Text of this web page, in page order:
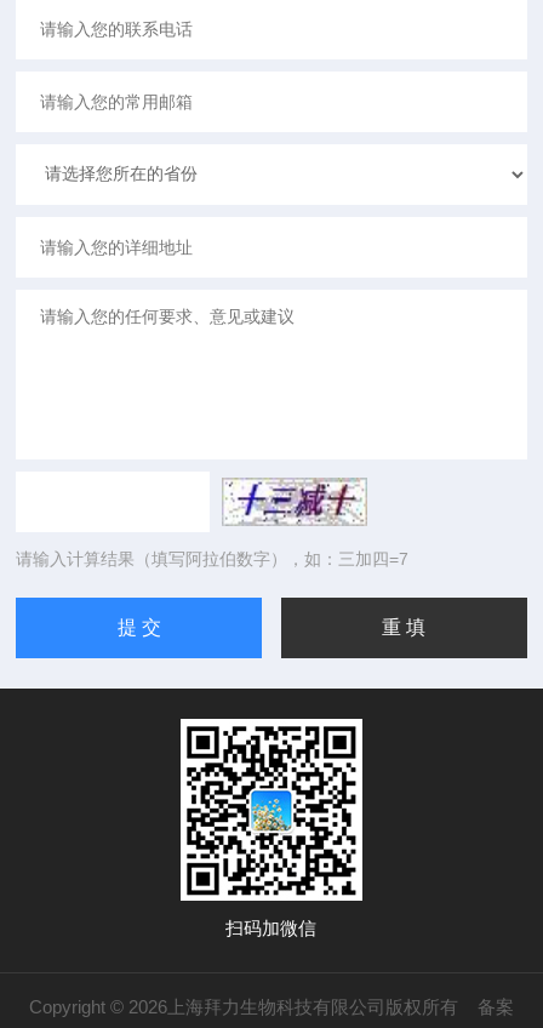
请输入计算结果（填写阿拉伯数字），如：三加四=7
扫码加微信
Copyright © 2026上海拜力生物科技有限公司版权所有 备案